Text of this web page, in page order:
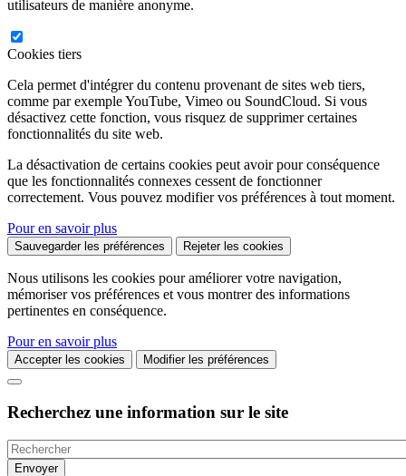
utilisateurs de manière anonyme.
Cookies tiers
Cela permet d'intégrer du contenu provenant de sites web tiers,
comme par exemple YouTube, Vimeo ou SoundCloud. Si vous
désactivez cette fonction, vous risquez de supprimer certaines
fonctionnalités du site web.
La désactivation de certains cookies peut avoir pour conséquence
que les fonctionnalités connexes cessent de fonctionner
correctement. Vous pouvez modifier vos préférences à tout moment.
Pour en savoir plus
Sauvegarder les préférences Rejeter les cookies
Nous utilisons les cookies pour améliorer votre navigation,
mémoriser vos préférences et vous montrer des informations
pertinentes en conséquence.
Pour en savoir plus
Accepter les cookies Modifier les préférences
Recherchez une information sur le site